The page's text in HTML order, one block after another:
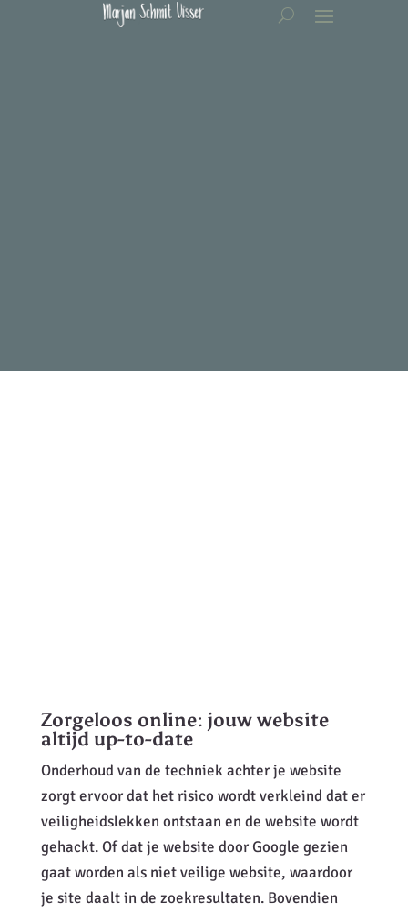
Zorgeloos online: jouw website
altijd up-to-date
Onderhoud van de techniek achter je website
zorgt ervoor dat het risico wordt verkleind dat er
veiligheidslekken ontstaan en de website wordt
gehackt. Of dat je website door Google gezien
gaat worden als niet veilige website, waardoor
je site daalt in de zoekresultaten. Bovendien